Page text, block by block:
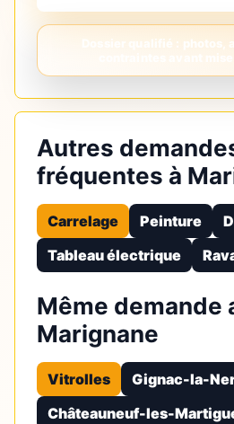
Autres
fréquentes à
Carrelage Peinture
Tableau électrique
Même demande
Marignane
Vitrolles
Gignac-la-
Châteauneuf-les-